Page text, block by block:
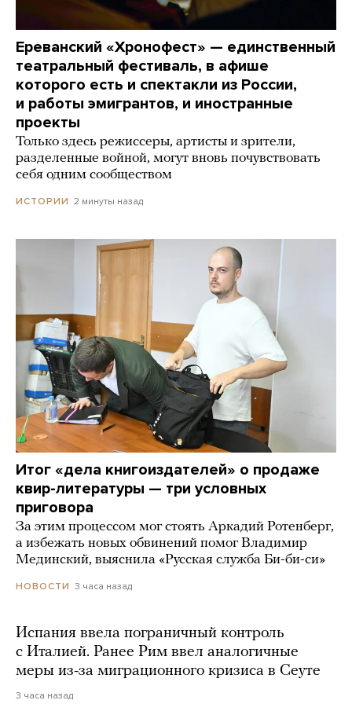
Ереванский «Хронофест» — единственный
театральный фестиваль, в афише
которого есть и спектакли из России,
и работы эмигрантов, и иностранные
проекты
Только здесь режиссеры, артисты и зрители,
разделенные войной, могут вновь почувствовать
себя одним сообществом
ИСТОРИИ 2 минуты назад
Итог «дела книгоиздателей» о продаже
квир-литературы — три условных
приговора
За этим процессом мог стоять Аркадий Ротенберг,
а избежать новых обвинений помог Владимир
Мединский, выяснила «Русская служба Би-би-си»
НОВОСТИ 3 часа назад
Испания ввела пограничный контроль
с Италией. Ранее Рим ввел аналогичные
меры из-за миграционного кризиса в Сеуте
3 часа назад